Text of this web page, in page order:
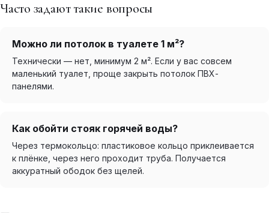
Часто задают такие вопросы
Можно ли потолок в туалете 1 м²?
Технически — нет, минимум 2 м². Если у вас совсем
маленький туалет, проще закрыть потолок ПВХ-
панелями.
Как обойти стояк горячей воды?
Через термокольцо: пластиковое кольцо приклеивается
к плёнке, через него проходит труба. Получается
аккуратный ободок без щелей.